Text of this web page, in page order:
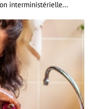
interministérielle...